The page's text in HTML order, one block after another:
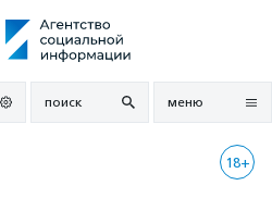
поиск меню
18+